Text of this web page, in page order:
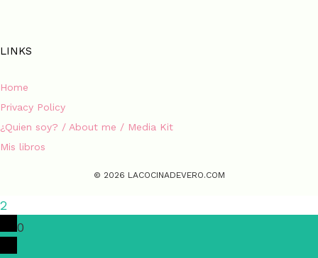
LINKS
Home
Privacy Policy
¿Quien soy? / About me / Media Kit
Mis libros
© 2026 LACOCINADEVERO.COM
2
0